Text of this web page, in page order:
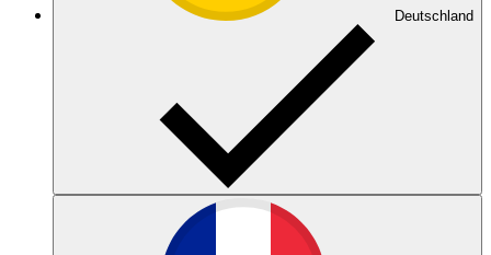
Deutschland